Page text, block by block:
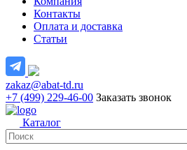
Контакты
Оплата и доставка
Статьи
zakaz@abat-td.ru
+7 (499) 229-46-00 Заказать звонок
Каталог